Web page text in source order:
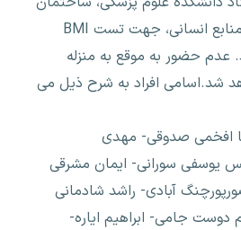
شماره یک، واحد منابع انسانی، جهت تست BMI
عدم حضور به موقع به منزله
شد.اسامی افراد به شرح ذیل می
افخمی صدوقی- مهدی
یوسفی سورانی- ایمان مشرقی
آبادی- راشد شادمانی
دوست جامی- ابراهیم ایاره-